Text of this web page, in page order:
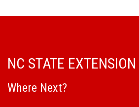
NC STATE EXTENSION
Where Next?